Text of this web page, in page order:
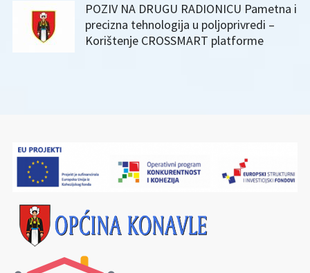
POZIV NA DRUGU RADIONICU Pametna i
precizna tehnologija u poljoprivredi –
Korištenje CROSSMART platforme